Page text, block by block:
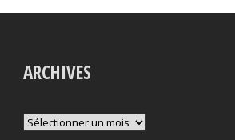
ARCHIVES
Archives